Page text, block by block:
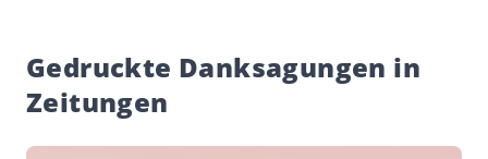
Gedruckte Danksagungen in
Zeitungen